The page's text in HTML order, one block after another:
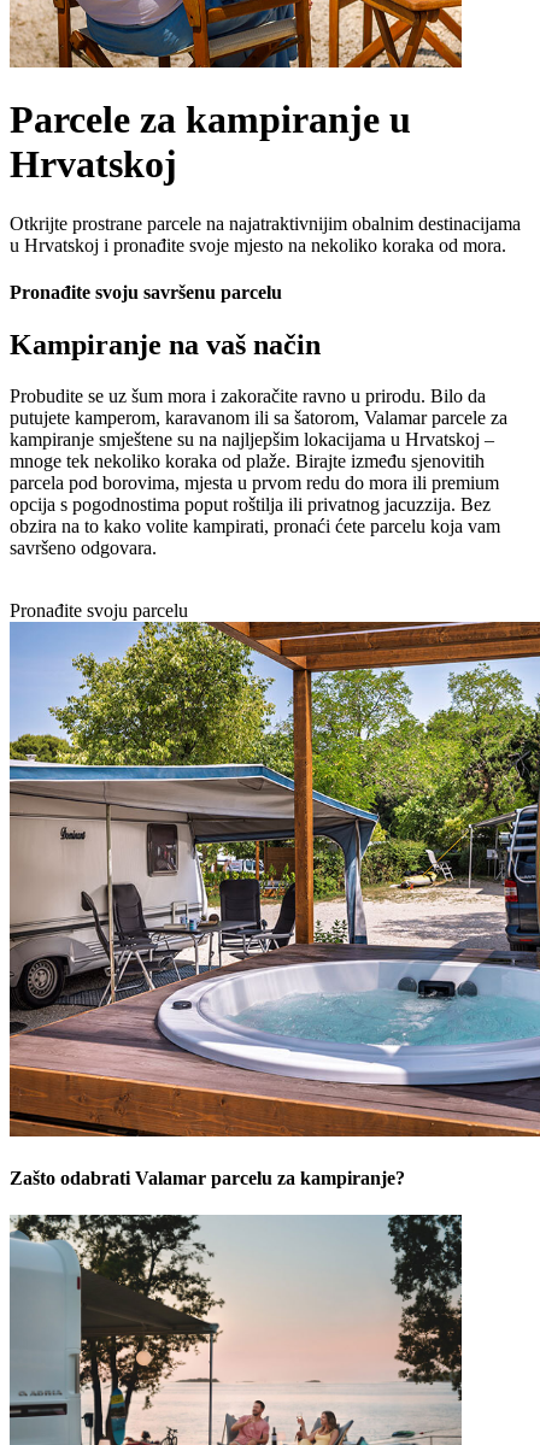
Parcele za kampiranje u
Hrvatskoj
Otkrijte prostrane parcele na najatraktivnijim obalnim destinacijama
u Hrvatskoj i pronađite svoje mjesto na nekoliko koraka od mora.
Pronađite svoju savršenu parcelu
Kampiranje na vaš način
Probudite se uz šum mora i zakoračite ravno u prirodu. Bilo da
putujete kamperom, karavanom ili sa šatorom, Valamar parcele za
kampiranje smještene su na najljepšim lokacijama u Hrvatskoj –
mnoge tek nekoliko koraka od plaže. Birajte između sjenovitih
parcela pod borovima, mjesta u prvom redu do mora ili premium
opcija s pogodnostima poput roštilja ili privatnog jacuzzija. Bez
obzira na to kako volite kampirati, pronaći ćete parcelu koja vam
savršeno odgovara.
Pronađite svoju parcelu
Zašto odabrati Valamar parcelu za kampiranje?